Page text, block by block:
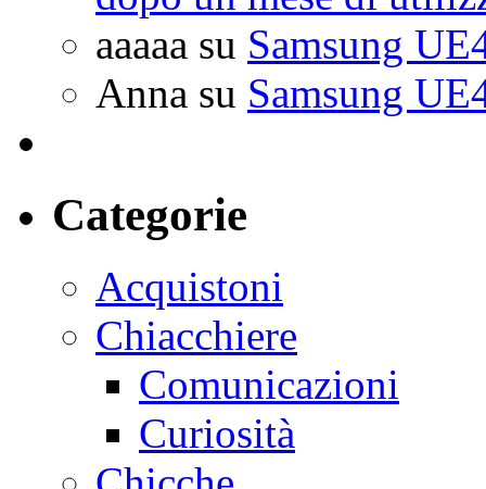
aaaaa su Samsung
Anna su Samsung
Categorie
Acquistoni
Chiacchiere
Comunicazioni
Curiosità